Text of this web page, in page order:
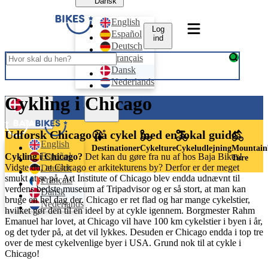
English
Español
Deutsch
Français
Dansk
Nederlands
Log
ind
Dansk
English
Español
Deutsch
Français
Dansk
Nederlands
Log ind
DestinationerCykeltureCykeludlejning
Ture
Cykling i Chicago
Udforsk Chicago på cykel med en lokal guide
Cykling i Chicago? Det kan du gøre fra nu af hos Baja Bikes!
Vidste du, at Chicago er arkitekturens by? Derfor er der meget
smukt at se på. Art Institute of Chicago blev endda udnævnt til
verdens bedste museum af Tripadvisor og er så stort, at man kan
bruge en hel dag der. Chicago er ret flad og har mange cykelstier,
hvilket gør den til en ideel by at cykle igennem. Borgmester Rahm
Emanuel har lovet, at Chicago vil have 100 km cykelstier i byen i år,
og det tyder på, at det vil lykkes. Desuden er Chicago endda i top tre
over de mest cykelvenlige byer i USA. Grund nok til at cykle i
Chicago!